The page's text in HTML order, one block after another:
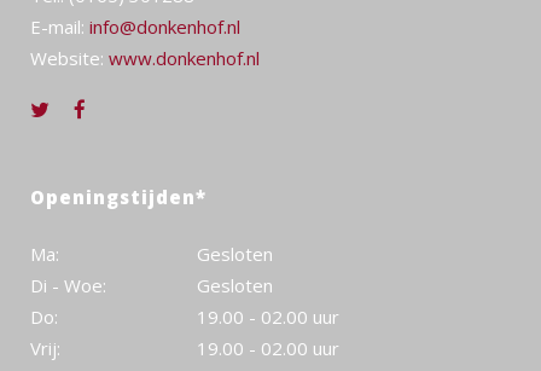
E-mail: info@donkenhof.nl
Website: www.donkenhof.nl
Openingstijden*
Ma:
Gesloten
Di - Woe:
Gesloten
Do:
19.00 - 02.00 uur
Vrij:
19.00 - 02.00 uur